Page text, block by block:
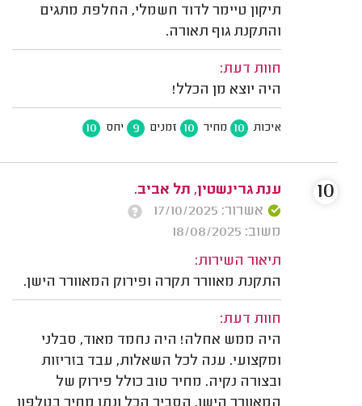
תיקון טיימר לדוד חשמלי, החלפת מתגים
והתקנת גוף תאורה.
חוות דעת:
היה יוצא מן הכלל!
איכות 10 מחיר 10 זמנים 9 יחס 10
ענת גרינשטין, תל אביב.
אשרור: 17/10/2025
משוב: 18/08/2025
תיאור השירות:
התקנת מאוורר תקרה ופירוק המאוורר הישן.
חוות דעת:
היה ממש אחלה! היה נחמד מאוד, סבלני
ומקצועי. ענה לכל השאלות, עבד בזריזות
ובצורה נקיה. מחיר טוב כולל פירוק של
10